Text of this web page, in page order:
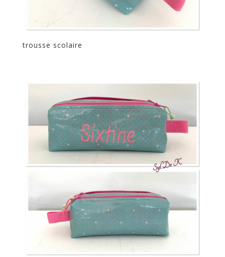
trousse scolaire